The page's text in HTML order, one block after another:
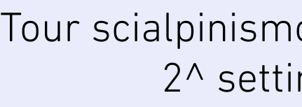
Tour
2^